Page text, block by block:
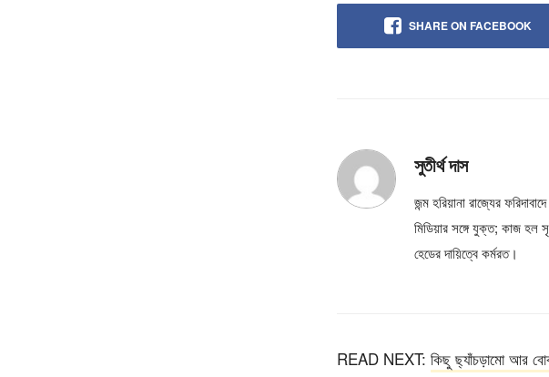
SHARE ON FACEBOOK
সুতীর্থ দাস
জন্ম হরিয়ানা রাজ্যের
মিডিয়ার সঙ্গে যুক্ত; কাজ হল
হেডের দায়িত্বে কর্মরত।
READ NEXT: কিছু ছ্যাঁচড়ামো আর